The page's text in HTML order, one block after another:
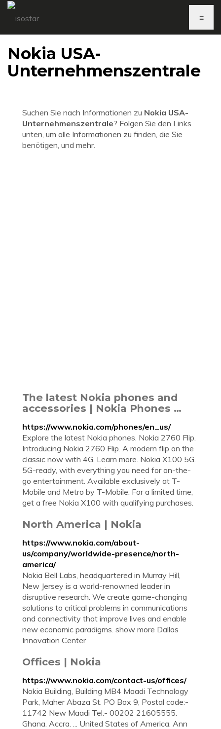
≡
Nokia USA-
Unternehmenszentrale
Suchen Sie nach Informationen zu Nokia USA-
Unternehmenszentrale? Folgen Sie den Links
unten, um alle Informationen zu finden, die Sie
benötigen, und mehr.
The latest Nokia phones and
accessories | Nokia Phones …
https://www.nokia.com/phones/en_us/
Explore the latest Nokia phones. Nokia 2760 Flip.
Introducing Nokia 2760 Flip. A modern flip on the
classic now with 4G. Learn more. Nokia X100 5G.
5G-ready, with everything you need for on-the-
go entertainment. Available exclusively at T-
Mobile and Metro by T-Mobile. For a limited time,
get a free Nokia X100 with qualifying purchases.
North America | Nokia
https://www.nokia.com/about-
us/company/worldwide-presence/north-
america/
Nokia Bell Labs, headquartered in Murray Hill,
New Jersey is a world-renowned leader in
disruptive research. We create game-changing
solutions to critical problems in communications
and connectivity that improve lives and enable
new economic paradigms. show more Dallas
Innovation Center
Offices | Nokia
https://www.nokia.com/contact-us/offices/
Nokia Building, Building MB4 Maadi Technology
Park, Maher Abaza St. PO Box 9, Postal code:-
11742 New Maadi Tel:- 00202 21605555.
Ghana. Accra. ... United States of America. Ann